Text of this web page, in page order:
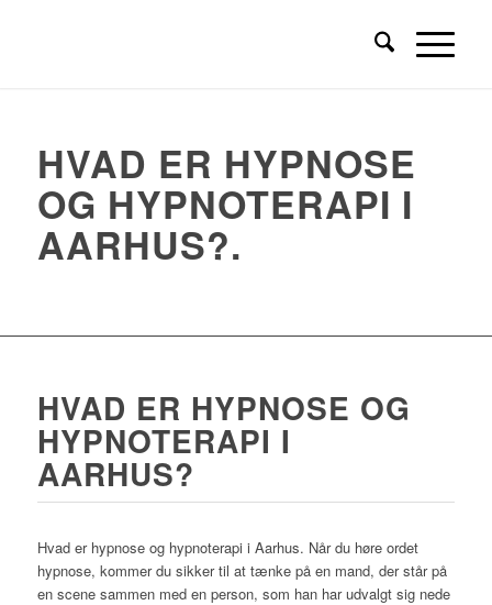
HVAD ER HYPNOSE
OG HYPNOTERAPI I
AARHUS?.
HVAD ER HYPNOSE OG
HYPNOTERAPI I
AARHUS?
Hvad er hypnose og hypnoterapi i Aarhus. Når du høre ordet
hypnose, kommer du sikker til at tænke på en mand, der står på
en scene sammen med en person, som han har udvalgt sig nede